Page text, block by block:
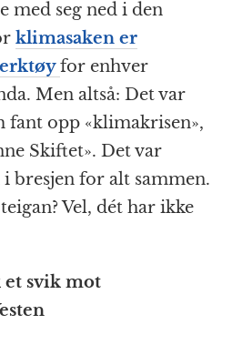
seg ned i den
klimasaken er
for enhver
Men altså: Det var
fant opp «klimakrisen»,
Skiftet». Det var
bresjen for alt sammen.
Vel, dét har ikke
et svik mot